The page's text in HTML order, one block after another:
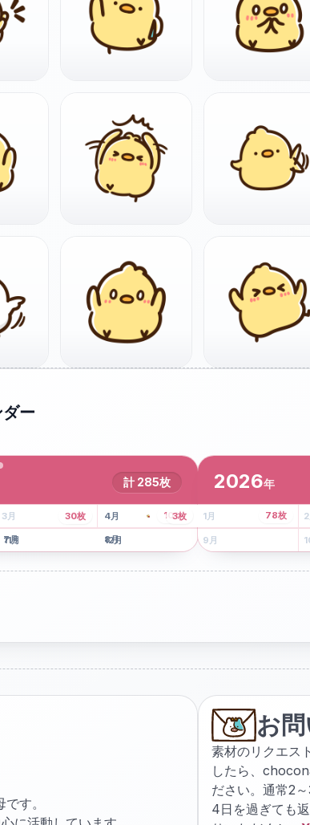
ー
計 285枚
3月 4月 8枚
7月
6枚
8月
101枚
11月
30枚
12月
3枚
2026年
1月 2
5 月
78枚
9 月
す。
お
素材のリクエス
したら、
ださい。通常2
4日を過ぎても